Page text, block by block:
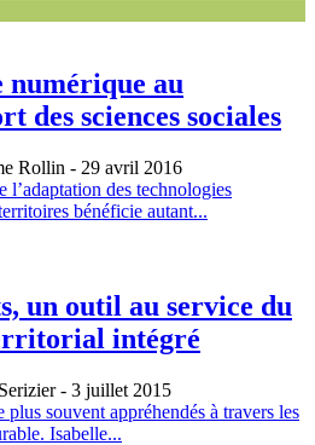
numérique au
des sciences sociales
Rollin - 29 avril 2016
l’adaptation des technologies
bénéficie autant...
un outil au service du
intégré
- 3 juillet 2015
souvent appréhendés à travers les
Isabelle...